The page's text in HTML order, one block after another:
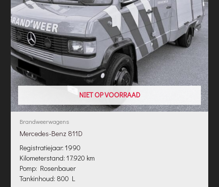
NIET OP VOORRAAD
Brandweerwagens
Mercedes-Benz 811D
Registratiejaar: 1990
Kilometerstand: 17.920 km
Pomp: Rosenbauer
Tankinhoud: 800 L